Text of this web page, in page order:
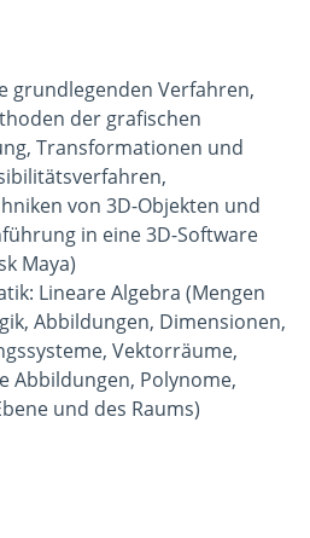
grundlegenden Verfahren,
der grafischen
Transformationen und
von 3D-Objekten und
in eine 3D-Software
Maya)
Lineare Algebra (Mengen
Abbildungen, Dimensionen,
Vektorräume,
Abbildungen, Polynome,
und des Raums)